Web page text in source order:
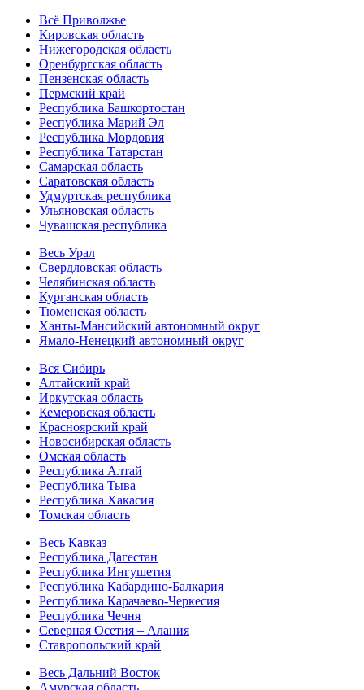
Всё Приволжье
Кировская область
Нижегородская область
Оренбургская область
Пензенская область
Пермский край
Республика Башкортостан
Республика Марий Эл
Республика Мордовия
Республика Татарстан
Самарская область
Саратовская область
Удмуртская республика
Ульяновская область
Чувашская республика
Весь Урал
Свердловская область
Челябинская область
Курганская область
Тюменская область
Ханты-Мансийский автономный округ
Ямало-Ненецкий автономный округ
Вся Сибирь
Алтайский край
Иркутская область
Кемеровская область
Красноярский край
Новосибирская область
Омская область
Республика Алтай
Республика Тыва
Республика Хакасия
Томская область
Весь Кавказ
Республика Дагестан
Республика Ингушетия
Республика Кабардино-Балкария
Республика Карачаево-Черкесия
Республика Чечня
Северная Осетия – Алания
Ставропольский край
Весь Дальний Восток
Амурская область